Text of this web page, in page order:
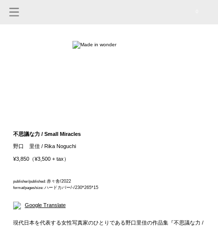
不思議な力 / Small Miracles
野口 里佳 / Rika Noguchi
¥3,850（¥3,500 + tax）
publisher/published: 赤々舎/2022
format/pages/size: ハードカバー/-/230*265*15
Google Translate
現代日本を代表する女性写真家のひとりである野口里佳の作品集『不思議な力 /